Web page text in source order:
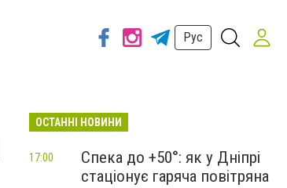
Рус
ОСТАННІ НОВИНИ
Спека до +50°: як у Дніпрі
стаціонує гаряча повітряна
17:00